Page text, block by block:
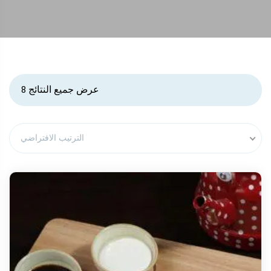
عرض جميع النتائج 8
الترتيب الافتراضي